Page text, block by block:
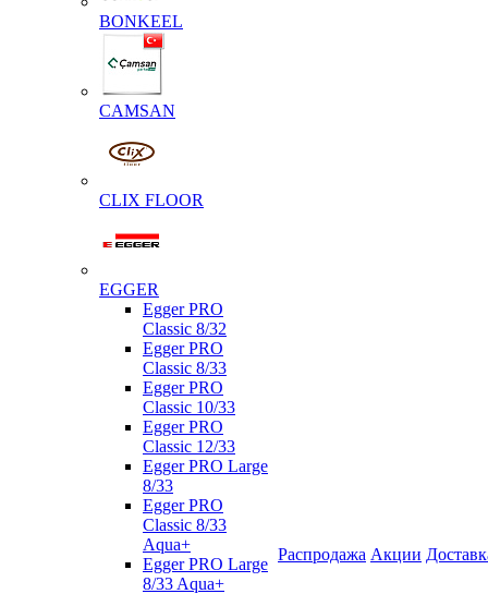
BONKEEL
CAMSAN
CLIX FLOOR
EGGER
Egger PRO
Classic 8/32
Egger PRO
Classic 8/33
Egger PRO
Classic 10/33
Egger PRO
Classic 12/33
Egger PRO Large
8/33
Egger PRO
Classic 8/33
Aqua+
Egger PRO Large
8/33 Aqua+
Распродажа Акции